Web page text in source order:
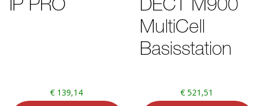
€ 139,14
MultiCell
Basisstation
€521,51